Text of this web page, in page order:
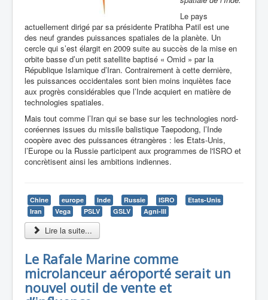
Le pays
actuellement dirigé par sa présidente Pratibha Patil est une
des neuf grandes puissances spatiales de la planète. Un
cercle qui s’est élargit en 2009 suite au succès de la mise en
orbite basse d’un petit satellite baptisé « Omid » par la
République Islamique d’Iran. Contrairement à cette dernière,
les puissances occidentales sont bien moins inquiètes face
aux progrès considérables que l’Inde acquiert en matière de
technologies spatiales.
Mais tout comme l’Iran qui se base sur les technologies nord-
coréennes issues du missile balistique Taepodong, l’Inde
coopère avec des puissances étrangères : les Etats-Unis,
l’Europe ou la Russie participent aux programmes de l'ISRO et
concrètisent ainsi les ambitions indiennes.
Chine europe Inde Russie ISRO
Etats-Unis
Iran
Vega PSLV GSLV Agni-III
Lire la suite...
Le Rafale Marine comme
microlanceur aéroporté serait un
nouvel outil de vente et